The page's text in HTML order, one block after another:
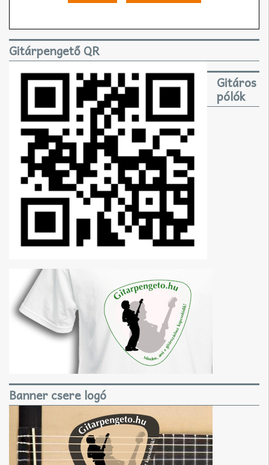
Gitárpengető QR
Gitáros
pólók
Banner csere logó